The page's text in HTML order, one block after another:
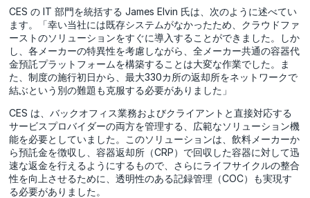
CES の IT 部門を統括する James Elvin 氏は、次のように述べてい
ます。「幸い当社には既存システムがなかったため、クラウドファ
ーストのソリューションをすぐに導入することができました。しか
し、各メーカーの特異性を考慮しながら、全メーカー共通の容器代
金預託プラットフォームを構築することは大変な作業でした。ま
た、制度の施行初日から、最大330カ所の返却所をネットワークで
結ぶという別の難題も克服する必要がありました」
CES は、バックオフィス業務およびクライアントと直接対応する
サービスプロバイダーの両方を管理する、広範なソリューション機
能を必要としていました。このソリューションは、飲料メーカーか
ら預託金を徴収し、容器返却所（CRP）で回収した容器に対して迅
速な返金を行えるようにするもので、さらにライフサイクルの整合
性を向上させるために、透明性のある記録管理（COC）も実現す
る必要がありました。